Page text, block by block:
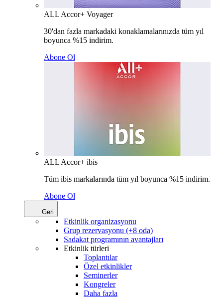
ALL Accor+ Voyager
30'dan fazla markadaki konaklamalarınızda tüm yıl
boyunca %15 indirim.
Abone Ol
ALL Accor+ ibis
Tüm ibis markalarında tüm yıl boyunca %15 indirim.
Abone Ol
Geri
Etkinlik organizasyonu
Grup rezervasyonu (+8 oda)
Sadakat programının avantajları
Etkinlik türleri
Toplantılar
Özel etkinlikler
Seminerler
Kongreler
Daha fazla